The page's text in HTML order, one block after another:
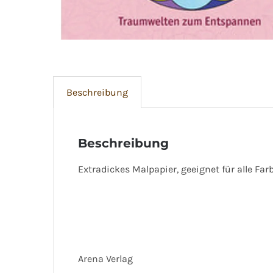
Beschreibung
Beschreibung
Extradickes Malpapier, geeignet für alle
Arena Verlag